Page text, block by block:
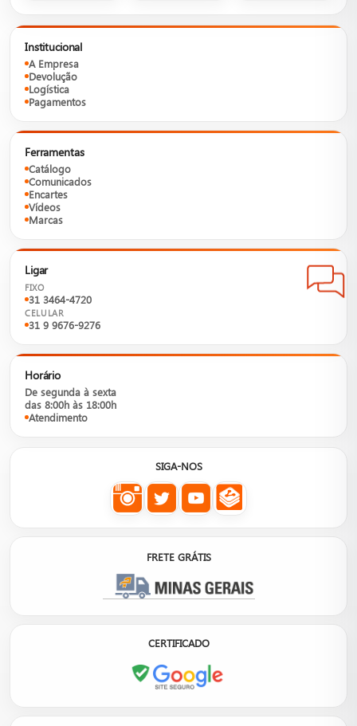
Institucional
A Empresa
Devolução
Logística
Pagamentos
Ferramentas
Catálogo
Comunicados
Encartes
Vídeos
Marcas
Ligar
FIXO
31 3464-4720
CELULAR
31 9 9676-9276
Horário
De segunda à sexta
das 8:00h às 18:00h
Atendimento
SIGA-NOS
FRETE GRÁTIS
CERTIFICADO